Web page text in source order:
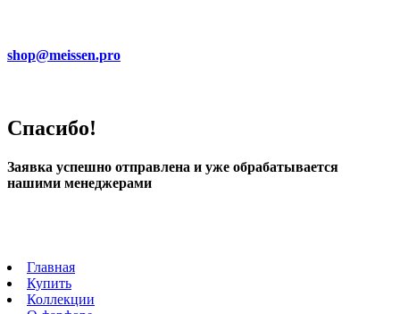
shop@meissen.pro
Спасибо!
Заявка успешно отправлена и уже обрабатывается
нашими менеджерами
Главная
Купить
Коллекции